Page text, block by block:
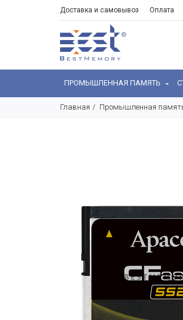
Доставка и самовывоз Оплата
ПРОМЫШЛЕННАЯ ПАМЯТЬ
Главная Промышленная